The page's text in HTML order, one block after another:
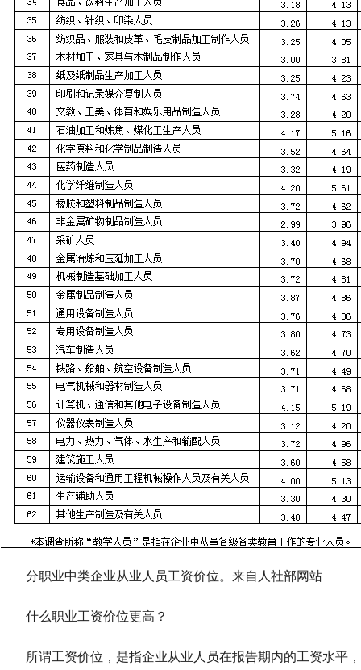
分职业中类企业从业人员工资价位。来自人社部网站
什么职业工资价位更高？
所谓工资价位，是指企业从业人员在报告期内的工资水平